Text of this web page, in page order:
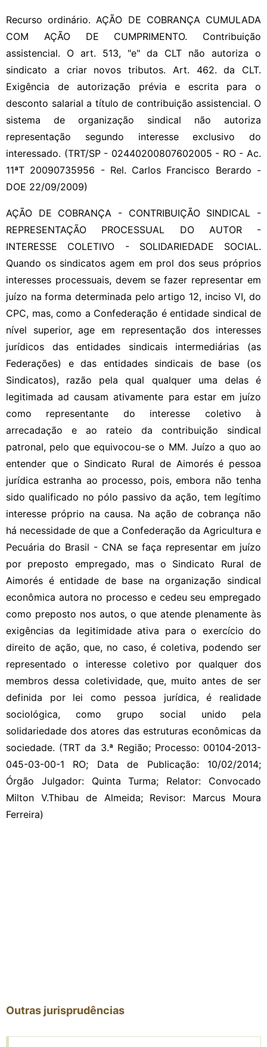
Recurso ordinário. AÇÃO DE COBRANÇA CUMULADA
COM AÇÃO DE CUMPRIMENTO. Contribuição
assistencial. O art. 513, "e" da CLT não autoriza o
sindicato a criar novos tributos. Art. 462. da CLT.
Exigência de autorização prévia e escrita para o
desconto salarial a título de contribuição assistencial. O
sistema de organização sindical não autoriza
representação segundo interesse exclusivo do
interessado. (TRT/SP - 02440200807602005 - RO - Ac.
11ªT 20090735956 - Rel. Carlos Francisco Berardo -
DOE 22/09/2009)
AÇÃO DE COBRANÇA - CONTRIBUIÇÃO SINDICAL -
REPRESENTAÇÃO PROCESSUAL DO AUTOR -
INTERESSE COLETIVO - SOLIDARIEDADE SOCIAL.
Quando os sindicatos agem em prol dos seus próprios
interesses processuais, devem se fazer representar em
juízo na forma determinada pelo artigo 12, inciso VI, do
CPC, mas, como a Confederação é entidade sindical de
nível superior, age em representação dos interesses
jurídicos das entidades sindicais intermediárias (as
Federações) e das entidades sindicais de base (os
Sindicatos), razão pela qual qualquer uma delas é
legitimada ad causam ativamente para estar em juízo
como representante do interesse coletivo à
arrecadação e ao rateio da contribuição sindical
patronal, pelo que equivocou-se o MM. Juízo a quo ao
entender que o Sindicato Rural de Aimorés é pessoa
jurídica estranha ao processo, pois, embora não tenha
sido qualificado no pólo passivo da ação, tem legítimo
interesse próprio na causa. Na ação de cobrança não
há necessidade de que a Confederação da Agricultura e
Pecuária do Brasil - CNA se faça representar em juízo
por preposto empregado, mas o Sindicato Rural de
Aimorés é entidade de base na organização sindical
econômica autora no processo e cedeu seu empregado
como preposto nos autos, o que atende plenamente às
exigências da legitimidade ativa para o exercício do
direito de ação, que, no caso, é coletiva, podendo ser
representado o interesse coletivo por qualquer dos
membros dessa coletividade, que, muito antes de ser
definida por lei como pessoa jurídica, é realidade
sociológica, como grupo social unido pela
solidariedade dos atores das estruturas econômicas da
sociedade. (TRT da 3.ª Região; Processo: 00104-2013-
045-03-00-1 RO; Data de Publicação: 10/02/2014;
Órgão Julgador: Quinta Turma; Relator: Convocado
Milton V.Thibau de Almeida; Revisor: Marcus Moura
Ferreira)
Outras jurisprudências